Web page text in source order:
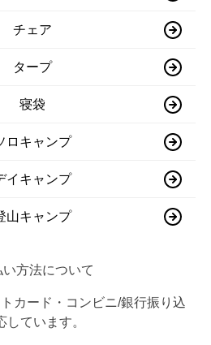
チェア
タープ
寝袋
ロキャンプ
イキャンプ
山キャンプ
い方法について
カード・コンビニ/銀行振り込
ています。